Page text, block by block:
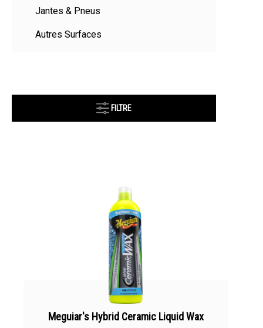
Jantes & Pneus
Autres Surfaces
FILTRE
Meguiar's Hybrid Ceramic Liquid Wax